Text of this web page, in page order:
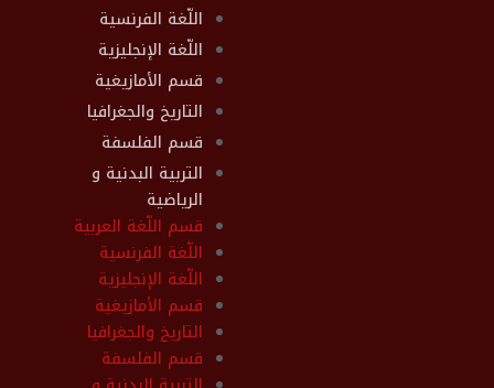
اللّغة الفرنسية
اللّغة الإنجليزية
قسم الأمازيغية
التاريخ والجغرافيا
قسم الفلسفة
التربية البدنية و
الرياضية
قسم اللّغة العربية
اللّغة الفرنسية
اللّغة الإنجليزية
قسم الأمازيغية
التاريخ والجغرافيا
قسم الفلسفة